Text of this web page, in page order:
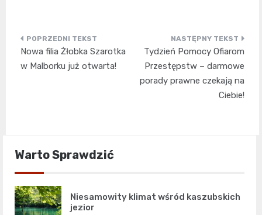
Nawigacja
wpisu
Nowa filia Żłobka Szarotka
w Malborku już otwarta!
Tydzień Pomocy Ofiarom
Przestępstw – darmowe
porady prawne czekają na
Ciebie!
Warto Sprawdzić
Niesamowity klimat wśród kaszubskich
jezior